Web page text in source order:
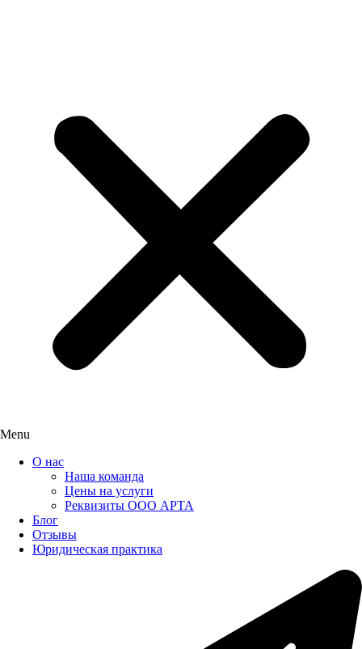
Menu
О нас
Наша команда
Цены на услуги
Реквизиты ООО АРТА
Блог
Отзывы
Юридическая практика